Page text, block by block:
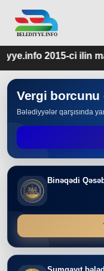
ayının 25-i
Vergi borcunu
Bələdiyyələr qarşısında
Binəqədi